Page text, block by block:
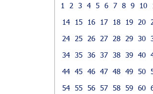
1 2 3 4 5 6 7 8 9 10
14
15 16 17 18 19 20
24
25 26 27 28 29 30
34 35 36 37 38 39 40
44 45 46 47 48 49 50
54 55 56 57 58 59 60